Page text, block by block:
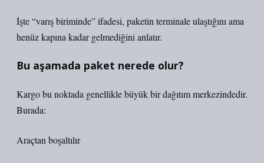
İşte “varış biriminde” ifadesi, paketin terminale ulaştığını ama
henüz kapına kadar gelmediğini anlatır.
Bu aşamada paket nerede olur?
Kargo bu noktada genellikle büyük bir dağıtım merkezindedir.
Burada:
Araçtan boşaltılır